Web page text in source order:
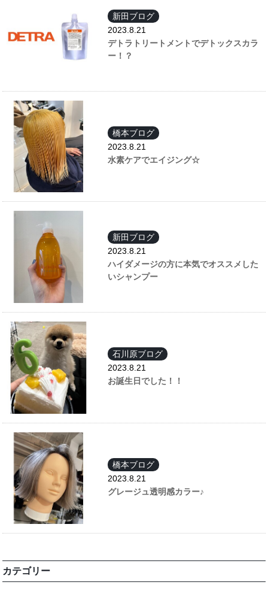
新田ブログ
2023.8.21
デトラトリートメントでデトックスカラ
ー！？
橋本ブログ
2023.8.21
水素ケアでエイジング☆
新田ブログ
2023.8.21
ハイダメージの方に本気でオススメした
いシャンプー
石川原ブログ
2023.8.21
お誕生日でした！！
橋本ブログ
2023.8.21
グレージュ透明感カラー♪
カテゴリー